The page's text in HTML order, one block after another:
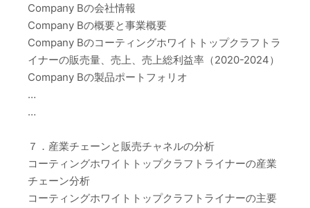
Company Bの会社情報
Company Bの概要と事業概要
Company Bのコーティングホワイトトップクラフトラ
イナーの販売量、売上、売上総利益率（2020-2024）
Company Bの製品ポートフォリオ
…
…
７．産業チェーンと販売チャネルの分析
コーティングホワイトトップクラフトライナーの産業
チェーン分析
コーティングホワイトトップクラフトライナーの主要